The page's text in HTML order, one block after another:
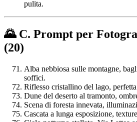
pulita.
🌄 C. Prompt per
(20)
Alba nebbiosa sulle montagne,
soffici.
Riflesso cristallino del lago,
Dune del deserto al tramonto,
Scena di foresta innevata,
Cascata a lunga esposizione,